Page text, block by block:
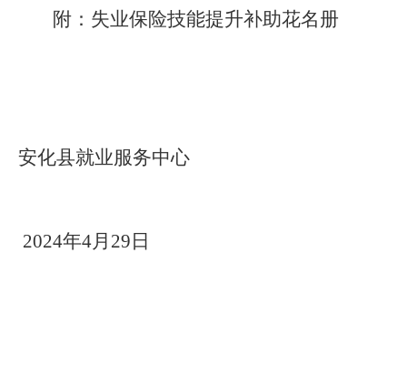
附：失业保险技能提升补助花名册
安化县就业服务中心
2024年4月29日